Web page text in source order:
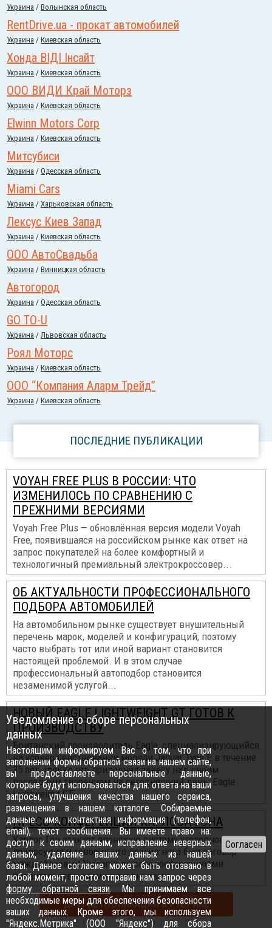
Украина /Волынская область
RentDrive.ua - прокат автомобилей
Украина /Киевская область
Хонда ВІДІ Інсайт
Украина /Киевская область
ООО ВИДИ Край Моторз
Украина /Киевская область
Elwinn Motors Corp
Украина /Киевская область
Митсубиси
Украина /Одесская область
Miami Cars
Украина /Харьковская область
Лексус Киев Запад
Украина /Киевская область
ООО АвтоСвадьба
Украина /Винницкая область
Автогород
Украина /Одесская область
GO TO-U
Украина /Львовская область
Роял Моторс
Украина /Киевская область
ООО “Компания Аларм Трейд”
Украина /Киевская область
ПОСЛЕДНИЕ ПУБЛИКАЦИИ
VOYAH FREE PLUS В РОССИИ: ЧТО
ИЗМЕНИЛОСЬ ПО СРАВНЕНИЮ С
ПРЕЖНИМИ ВЕРСИЯМИ
Voyah Free Plus — обновлённая версия модели Voyah
Free, появившаяся на российском рынке как ответ на
запрос покупателей на более комфортный и
технологичный премиальный электрокроссовер...
ОБ АКТУАЛЬНОСТИ ПРОФЕССИОНАЛЬНОГО
ПОДБОРА АВТОМОБИЛЕЙ
На автомобильном рынке существует внушительный
перечень марок, моделей и конфигураций, поэтому
часто выбрать тот или иной вариант становится
настоящей проблемой. И в этом случае
профессиональный автоподбор становится
незаменимой услугой...
НОВЫЙ EAGLE LIGHTWEIGHT GT ГОТОВ К
ПРОИЗВОДСТВУ
Британский производитель Eagle, специализирующийся
на усовершенствовании модели Jaguar Type E в течение
35 лет, только что приподнял завесу над своим
последним творением на сегодняшний день: Eagle
Lightweight GT...
ПРЕСС-КОНФЕРЕНЦИЯ КАРЛОСА ГОНА
Карлос Гон атакует японскую систему уголовного
правосудия и говорит, что против него был заговор
между боссами Nissan и высокопоставленными
правительственными чиновниками...
ДРУГИЕ ПУБЛИКАЦИИ В РУБРИКЕ
Уведомление о сборе персональных
данных
Настоящим информируем Вас о том, что при
заполнении формы обратной связи на нашем сайте,
вы предоставляете персональные данные,
которые будут использоваться для: ответа на ваши
запросы, улучшения качества нашего сервиса,
размещения в нашем каталоге. Собираемые
данные: имя, контактная информация (телефон,
email), текст сообщения. Вы имеете право на:
доступ к своим данным, исправление неверных
данных, удаление ваших данных из нашей
базы. Данное согласие может быть отозвано в
любой момент, просто отправив нам запрос через
форму обратной связи. Мы принимаем все
необходимые меры для обеспечения безопасности
ваших данных. Кроме этого, мы используем
"Яндекс.Метрика" (ООО "Яндекс") для сбора